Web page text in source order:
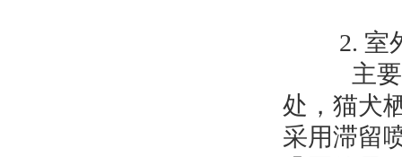
2. 室
主要处
处，猫犬
采用滞留